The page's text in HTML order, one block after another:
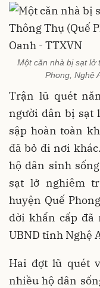
Một căn nhà bị sạt lở
Phong, Nghệ
Trận lũ quét
người dân bị sạt
sập hoàn toàn
đã bỏ đi nơi
hộ dân sinh
sạt lở nghiêm
huyện Quế
dời khẩn cấp đã
UBND tỉnh Nghệ
Hai đợt lũ quét
nhiều hộ dân